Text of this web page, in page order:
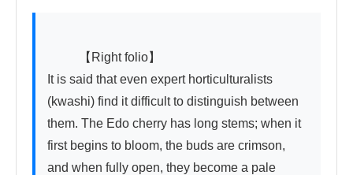
It is said that even expert horticulturalists
(kwashi) find it difficult to distinguish between
them. The Edo cherry has long stems; when it
first begins to bloom, the buds are crimson,
and when fully open, they become a pale